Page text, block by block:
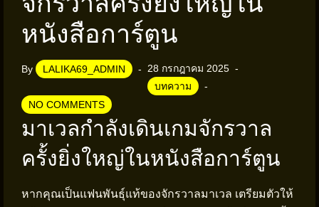
หนังสือการ์ตูน
By LALIKA69_ADMIN
28 กรกฎาคม 2025
บทความ
NO COMMENTS
มาเวลกำลังเดินเกมจักรวาล
ครั้งยิ่งใหญ่ในหนังสือการ์ตูน
หากคุณเป็นแฟนพันธุ์แท้ของจักรวาลมาเวล เตรียมตัวให้